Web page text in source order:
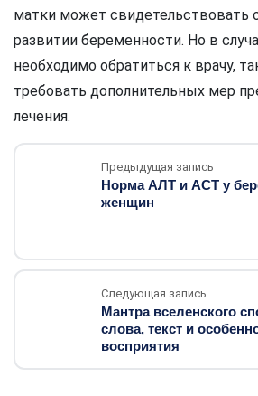
матки может свидетельствовать
развитии беременности. Но в
необходимо обратиться к врачу,
требовать дополнительных мер
лечения.
Предыдущая запись
Норма АЛТ и АСТ у
женщин
Следующая запись
Мантра вселенского
слова, текст и
восприятия